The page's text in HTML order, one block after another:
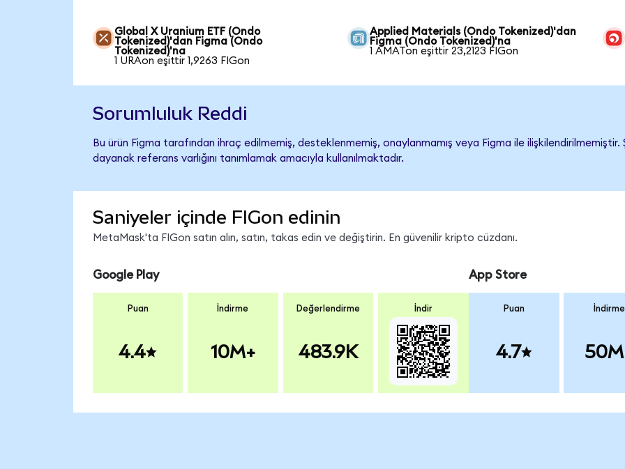
Global X Uranium ETF (Ondo
Tokenized)'dan Figma (Ondo
Tokenized)'na
1 URAon eşittir 1,9263 FIGon
Applied Materials (Ondo Tokenized)'dan
Figma (Ondo Tokenized)'na
1 AMATon eşittir 23,2123 FIGon
Sorumluluk Reddi
Bu ürün Figma tarafından ihraç edilmemiş, desteklenmemiş, onaylanmamış veya Figma ile
dayanak referans varlığını tanımlamak amacıyla kullanılmaktadır.
Saniyeler içinde FIGon edinin
MetaMask'ta FIGon satın alın, satın, takas edin ve değiştirin. En güvenilir kripto cüzdanı.
Google Play
Puan
4.4
İndirme
10M+
Değerlendirme
483.9K
İndir
App Store
Puan
4.7
İndirme